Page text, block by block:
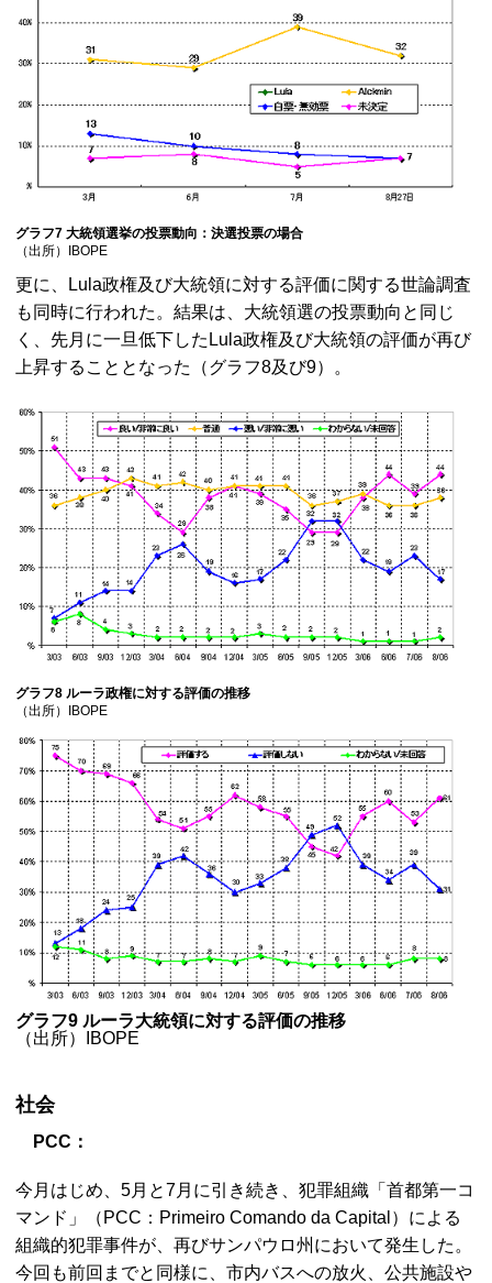
グラフ7 大統領選挙の投票動向：決選投票の場合
（出所）IBOPE
更に、Lula政権及び大統領に対する評価に関する世論調査
も同時に行われた。結果は、大統領選の投票動向と同じ
く、先月に一旦低下したLula政権及び大統領の評価が再び
上昇することとなった（グラフ8及び9）。
グラフ8 ルーラ政権に対する評価の推移
（出所）IBOPE
グラフ9 ルーラ大統領に対する評価の推移
（出所）IBOPE
社会
PCC：
今月はじめ、5月と7月に引き続き、犯罪組織「首都第一コ
マンド」（PCC：Primeiro Comando da Capital）による
組織的犯罪事件が、再びサンパウロ州において発生した。
今回も前回までと同様に、市内バスへの放火、公共施設や